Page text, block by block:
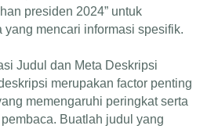
presiden 2024” untuk
yang mencari informasi spesifik.
Judul dan Meta Deskripsi
merupakan factor penting
memengaruhi peringkat serta
Buatlah judul yang